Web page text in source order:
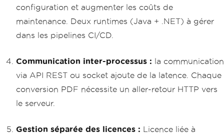
configuration et augmenter les coûts de
maintenance. Deux runtimes (Java + .NET) à gérer
dans les pipelines CI/CD.
Communication inter-processus : la communication
via API REST ou socket ajoute de la latence. Chaque
conversion PDF nécessite un aller-retour HTTP vers
le serveur.
Gestion séparée des licences : Licence liée à